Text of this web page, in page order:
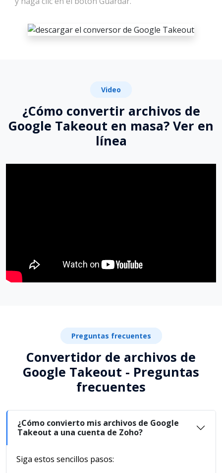
Video
¿Cómo convertir archivos de
Google Takeout en masa? Ver en
línea
Preguntas frecuentes
Convertidor de archivos de
Google Takeout - Preguntas
frecuentes
¿Cómo convierto mis archivos de Google
Takeout a una cuenta de Zoho?
Siga estos sencillos pasos: